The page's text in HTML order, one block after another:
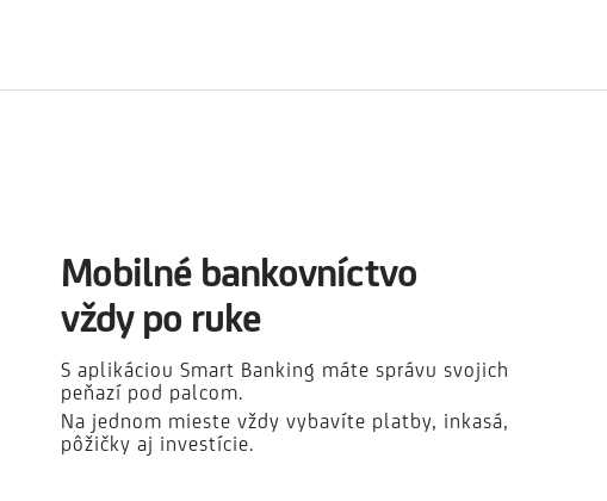
Mobilné bankovníctvo
vždy po ruke
S aplikáciou Smart Banking máte správu svojich
peňazí pod palcom.
Na jednom mieste vždy vybavíte platby, inkasá,
pôžičky aj investície.